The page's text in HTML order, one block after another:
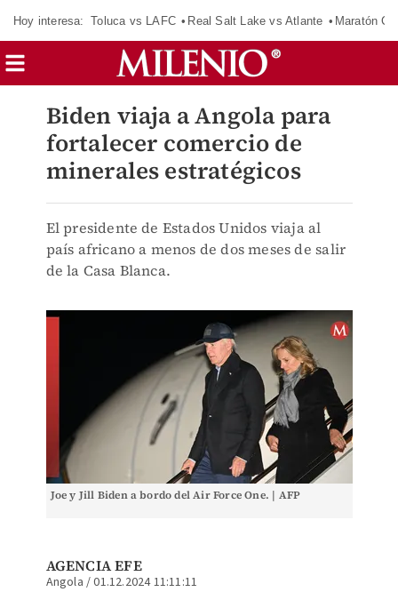
Hoy interesa: Toluca vs LAFC Real Salt Lake vs Atlante Maratón
Biden viaja a Angola para
fortalecer comercio de
minerales estratégicos
El presidente de Estados Unidos viaja al
país africano a menos de dos meses de salir
de la Casa Blanca.
Joe y Jill Biden a bordo del Air Force One. | AFP
AGENCIA EFE
Angola /01.12.2024 11:11:11